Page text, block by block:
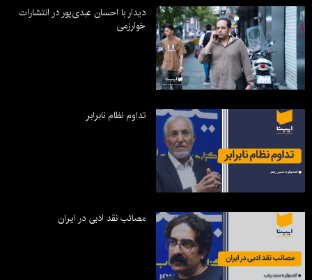
دیدار با احسان عبدی‌پور در انتشارات
خوارزمی
تداوم نظام نابرابر
مصائب نقد ادبی در ایران